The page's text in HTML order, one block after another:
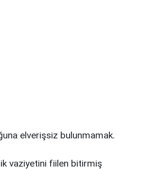
elverişsiz bulunmamak.
vaziyetini fiilen bitirmiş